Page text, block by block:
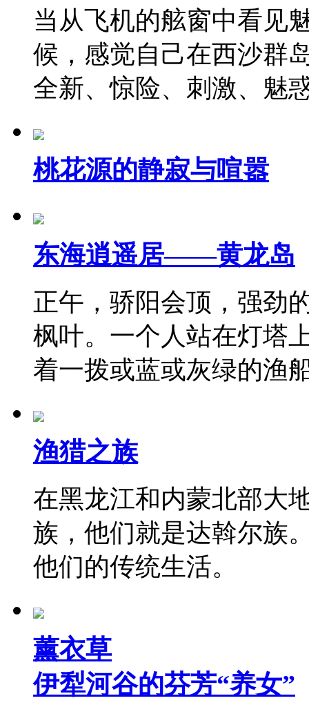
当从飞机的舷窗中看见
候，感觉自己在西沙群
全新、惊险、刺激、
桃花源的静寂与喧嚣
东海逍遥居——黄龙岛
正午，骄阳会顶，强劲
枫叶。一个人站在灯塔
着一拨或蓝或灰绿的
渔猎之族
在黑龙江和内蒙北部大
族，他们就是达斡尔族
他们的传统生活。
薰衣草
伊犁河谷的芬芳“养女”